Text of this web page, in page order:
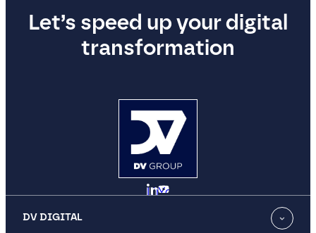
Let’s speed up your digital
transformation
LinkedIn
YouTube
DV DIGITAL